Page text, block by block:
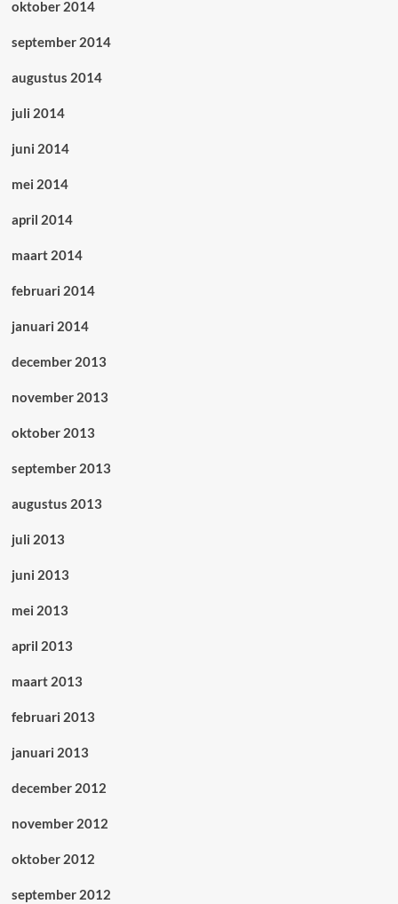
oktober 2014
september 2014
augustus 2014
juli 2014
juni 2014
mei 2014
april 2014
maart 2014
februari 2014
januari 2014
december 2013
november 2013
oktober 2013
september 2013
augustus 2013
juli 2013
juni 2013
mei 2013
april 2013
maart 2013
februari 2013
januari 2013
december 2012
november 2012
oktober 2012
september 2012